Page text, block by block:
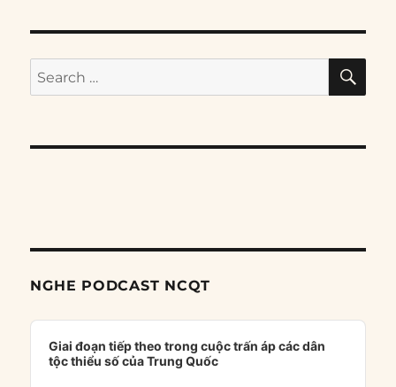
Search
for:
NGHE PODCAST NCQT
Audio
Player
Giai đoạn tiếp theo trong cuộc trấn áp các dân
tộc thiểu số của Trung Quốc